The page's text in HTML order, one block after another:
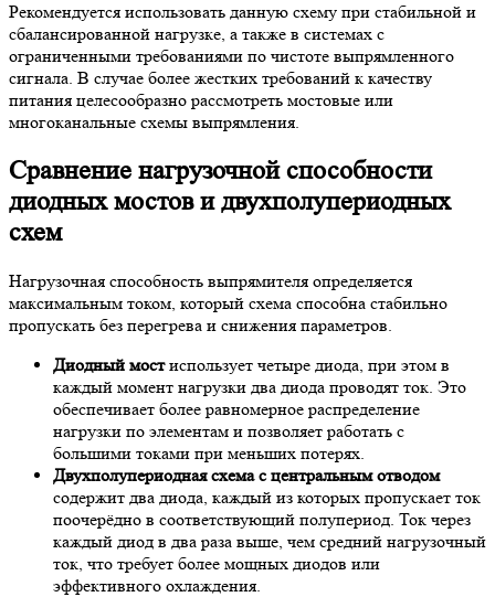
Рекомендуется использовать данную схему при стабильной и
сбалансированной нагрузке, а также в системах с
ограниченными требованиями по чистоте выпрямленного
сигнала. В случае более жестких требований к качеству
питания целесообразно рассмотреть мостовые или
многоканальные схемы выпрямления.
Сравнение нагрузочной способности
диодных мостов и двухполупериодных
схем
Нагрузочная способность выпрямителя определяется
максимальным током, который схема способна стабильно
пропускать без перегрева и снижения параметров.
Диодный мостиспользует четыре диода, при этом в
каждый момент нагрузки два диода проводят ток. Это
обеспечивает более равномерное распределение
нагрузки по элементам и позволяет работать с
большими токами при меньших потерях.
Двухполупериодная схема с центральным отводом
содержит два диода, каждый из которых пропускает ток
поочерёдно в соответствующий полупериод. Ток через
каждый диод в два раза выше, чем средний нагрузочный
ток, что требует более мощных диодов или
эффективного охлаждения.